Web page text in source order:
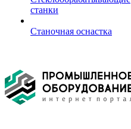
станки
Станочная оснастка